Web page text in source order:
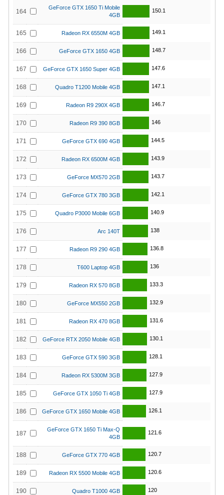
164
GeForce GTX 1650 Ti Mobile
4GB
150.1
165 Radeon RX 6550M 4GB 149.1
166 GeForce GTX 1650 4GB 148.7
167 GeForce GTX 1650 Super 4GB 147.6
168 Quadro T1200 Mobile 4GB 147.1
169 Radeon R9 290X 4GB 146.7
170 Radeon R9 390 8GB 146
171 GeForce GTX 690 4GB 144.5
172 Radeon RX 6500M 4GB 143.9
173 GeForce MX570 2GB 143.7
174 GeForce GTX 780 3GB 142.1
175 Quadro P3000 Mobile 6GB 140.9
176 Arc 140T 138
177 Radeon R9 290 4GB 136.8
178 T600 Laptop 4GB 136
179 Radeon RX 570 8GB 133.3
180 GeForce MX550 2GB 132.9
181 Radeon RX 470 8GB 131.6
182 GeForce RTX 2050 Mobile 4GB 130.1
183 GeForce GTX 590 3GB 128.1
184 Radeon RX 5300M 3GB 127.9
185 GeForce GTX 1050 Ti 4GB 127.9
186 GeForce GTX 1650 Mobile 4GB 126.1
187
GeForce GTX 1650 Ti Max-Q
4GB
121.6
188 GeForce GTX 770 4GB 120.7
189 Radeon RX 5500 Mobile 4GB 120.6
190 Quadro T1000 4GB 120